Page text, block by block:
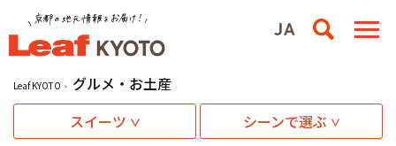
Leaf KYOTO
グルメ・お土産
スイーツ
シーンで選ぶ